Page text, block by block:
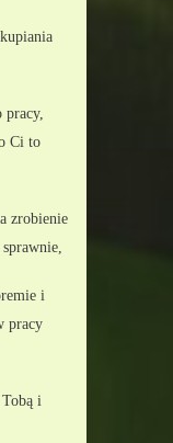
pracy,
Ci to
zrobienie
i
pracy
Tobą i